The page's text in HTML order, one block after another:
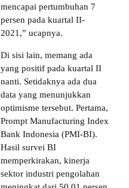
mencapai pertumbuhan 7
persen pada kuartal II-
2021,” ucapnya.
Di sisi lain, memang ada
yang positif pada kuartal II
nanti. Setidaknya ada dua
data yang menunjukkan
optimisme tersebut. Pertama,
Prompt Manufacturing Index
Bank Indonesia (PMI-BI).
Hasil survei BI
memperkirakan, kinerja
sektor industri pengolahan